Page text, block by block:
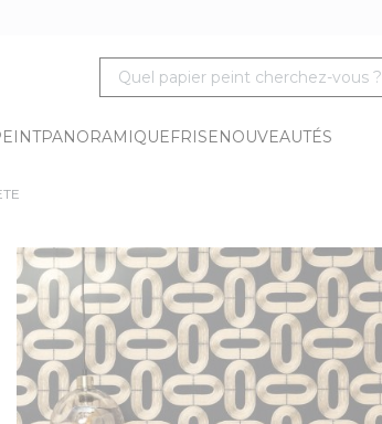
Quel papier peint cherchez-vous ?
PANORAMIQUEFRISENOUVEAUTÉS